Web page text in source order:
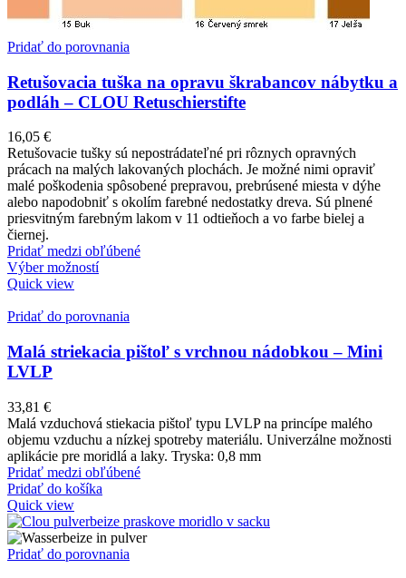
Pridať do porovnania
Retušovacia tuška na opravu škrabancov nábytku a
podláh – CLOU Retuschierstifte
16,05 €
Retušovacie tušky sú nepostrádateľné pri rôznych opravných
prácach na malých lakovaných plochách. Je možné nimi opraviť
malé poškodenia spôsobené prepravou, prebrúsené miesta v dýhe
alebo napodobniť s okolím farebné nedostatky dreva. Sú plnené
priesvitným farebným lakom v 11 odtieňoch a vo farbe bielej a
čiernej.
Pridať medzi obľúbené
Výber možností
Quick view
Pridať do porovnania
Malá striekacia pištoľ s vrchnou nádobkou – Mini
LVLP
33,81 €
Malá vzduchová stiekacia pištoľ typu LVLP na princípe malého
objemu vzduchu a nízkej spotreby materiálu. Univerzálne možnosti
aplikácie pre moridlá a laky. Tryska: 0,8 mm
Pridať medzi obľúbené
Pridať do košíka
Quick view
Pridať do porovnania